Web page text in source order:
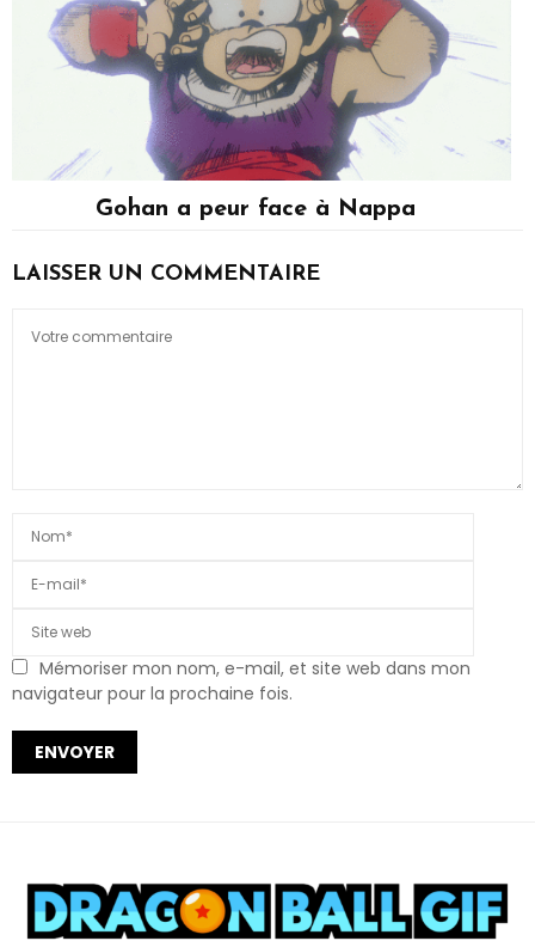
Gohan a peur face à Nappa
LAISSER UN COMMENTAIRE
Mémoriser mon nom, e-mail, et site web dans mon
navigateur pour la prochaine fois.